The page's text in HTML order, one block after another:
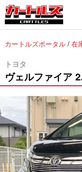
カートルズポータル / 在
トヨタ
ヴェルファイア